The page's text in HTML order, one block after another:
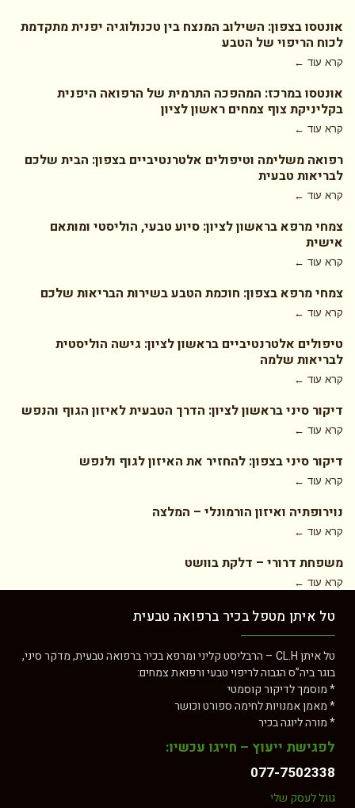
אונטסו בצפון: השילוב המנצח בין טכנולוגיה יפנית מתקדמת
לכוח הריפוי של הטבע
קרא עוד ←
אונטסו במרכז: המהפכה התרמית של הרפואה היפנית
בקליניקת צוף צמחים ראשון לציון
קרא עוד ←
רפואה משלימה וטיפולים אלטרנטיביים בצפון: הבית שלכם
לבריאות טבעית
קרא עוד ←
צמחי מרפא בראשון לציון: סיוע טבעי, הוליסטי ומותאם
אישית
קרא עוד ←
צמחי מרפא בצפון: חוכמת הטבע בשירות הבריאות שלכם
קרא עוד ←
טיפולים אלטרנטיביים בראשון לציון: גישה הוליסטית
לבריאות שלמה
קרא עוד ←
דיקור סיני בראשון לציון: הדרך הטבעית לאיזון הגוף והנפש
קרא עוד ←
דיקור סיני בצפון: להחזיר את האיזון לגוף ולנפש
קרא עוד ←
נוירופתיה ואיזון הורמונלי – המלצה
קרא עוד ←
משפחת דרורי – דלקת בוושט
קרא עוד ←
טל איתן מטפל בכיר ברפואה טבעית
טל איתן CL.H – הרבליסט קליני ומרפא בכיר ברפואה טבעית, מדקר סיני,
בוגר ביה”ס הגבוה לריפוי טבעי ורפואת צמחים:
* מוסמך לדיקור קוסמטי
* מאמן אמנויות לחימה ספורט וכושר
* מורה ליוגה בכיר
לפגישת ייעוץ – חייגו עכשיו:
077-7502338
גוגל לעסק שלי